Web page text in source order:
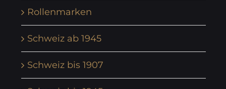
Rollenmarken
Schweiz ab 1945
Schweiz bis 1907